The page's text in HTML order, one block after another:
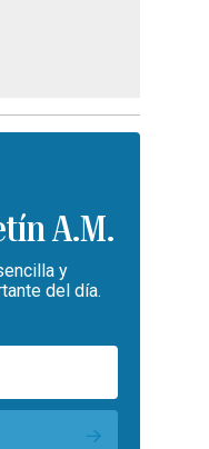
A.M.
y
del día.